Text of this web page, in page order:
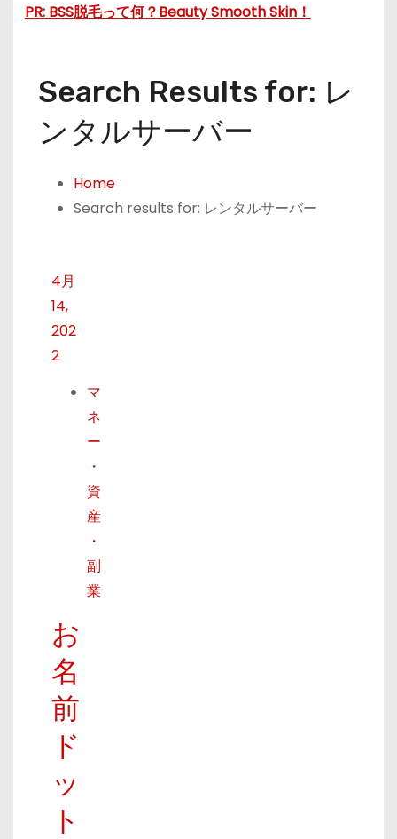
PR: BSS脱毛って何？Beauty Smooth Skin！
Search Results for: レ
ンタルサーバー
Home
Search results for: レンタルサーバー
4月
14,
202
2
マ
ネ
ー
・
資
産
・
副
業
お
名
前
ド
ッ
ト